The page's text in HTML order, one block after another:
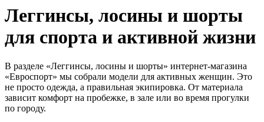
Леггинсы, лосины и шорты
для спорта и активной жизни
В разделе «Леггинсы, лосины и шорты» интернет-магазина
«Евроспорт» мы собрали модели для активных женщин. Это
не просто одежда, а правильная экипировка. От материала
зависит комфорт на пробежке, в зале или во время прогулки
по городу.